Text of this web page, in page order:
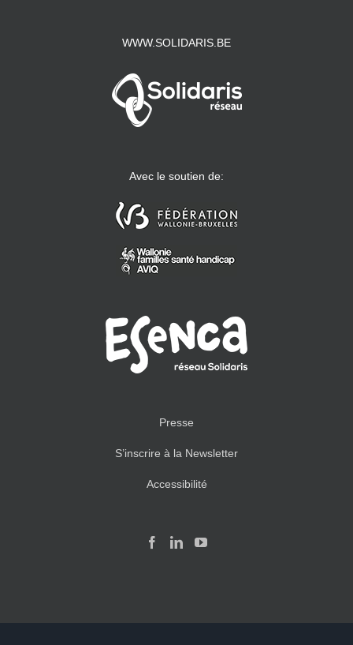
WWW.SOLIDARIS.BE
Avec le soutien de:
Presse
S’inscrire à la Newsletter
Accessibilité